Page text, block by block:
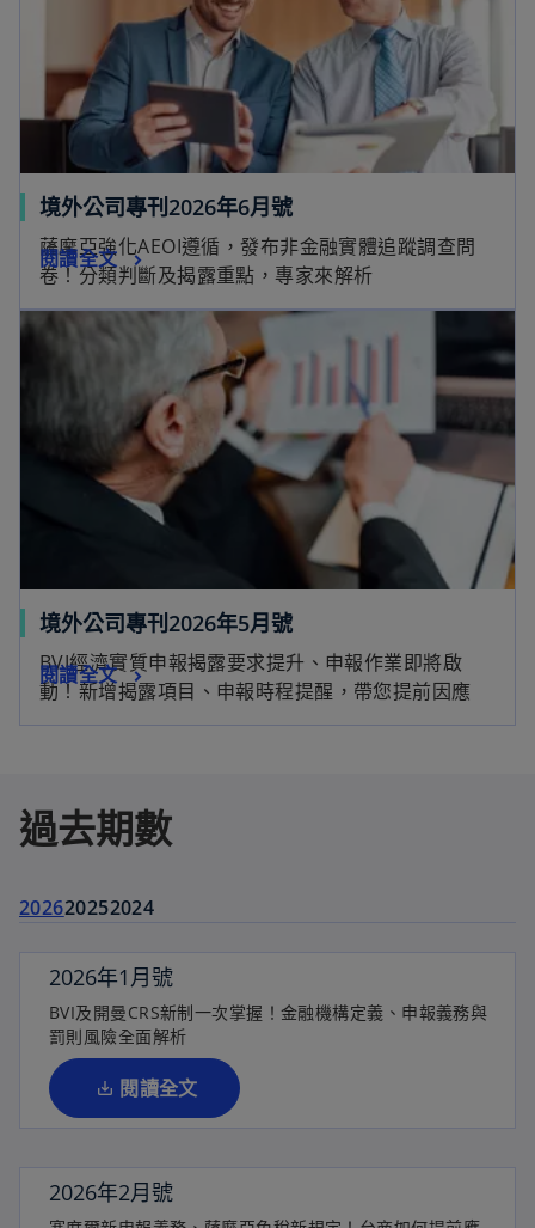
境外公司專刊2026年6月號
薩摩亞強化AEOI遵循，發布非金融實體追蹤調查問
卷！分類判斷及揭露重點，專家來解析
閱讀全文
境外公司專刊2026年5月號
BVI經濟實質申報揭露要求提升、申報作業即將啟
動！新增揭露項目、申報時程提醒，帶您提前因應
閱讀全文
過去期數
202620252024
2026年1月號
BVI及開曼CRS新制一次掌握！金融機構定義、申報義務與
罰則風險全面解析
閱讀全文
在
新
標
籤
中
2026年2月號
在